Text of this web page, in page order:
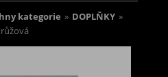
kategorie » DOPLŇKY »